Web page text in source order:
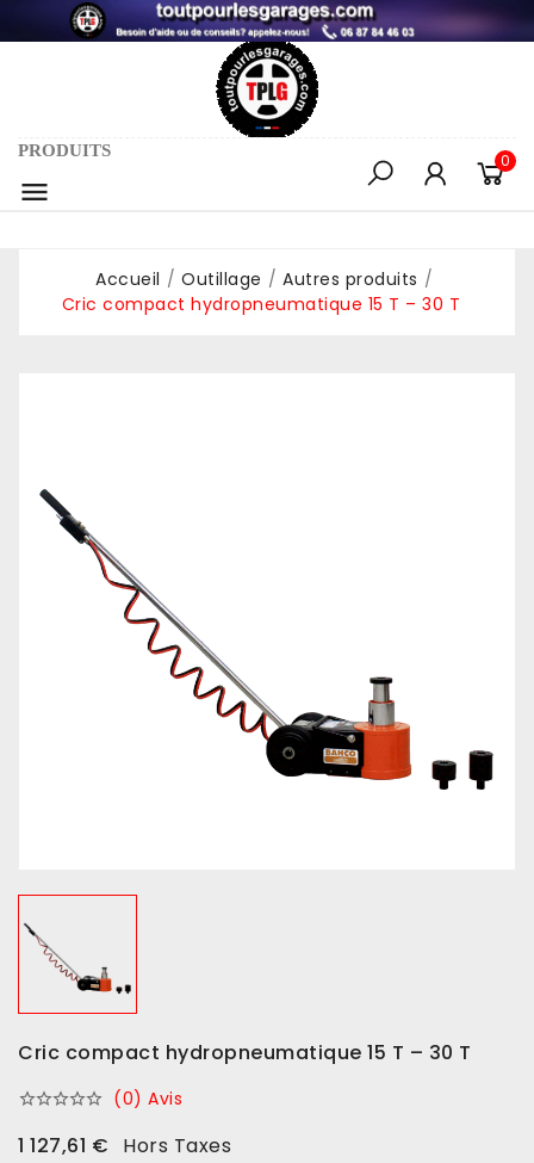
PRODUITS

0
Accueil Outillage
Autres produits
Cric compact hydropneumatique 15 T – 30 T
Cric compact hydropneumatique 15 T – 30 T
 (0) Avis
1 127,61 €
Hors Taxes